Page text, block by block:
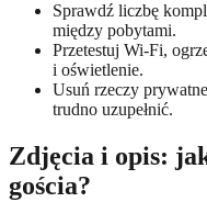
Sprawdź liczbę
między pobytami.
Przetestuj Wi-Fi,
i oświetlenie.
Usuń rzeczy
trudno uzupełnić.
Zdjęcia i opis:
gościa?